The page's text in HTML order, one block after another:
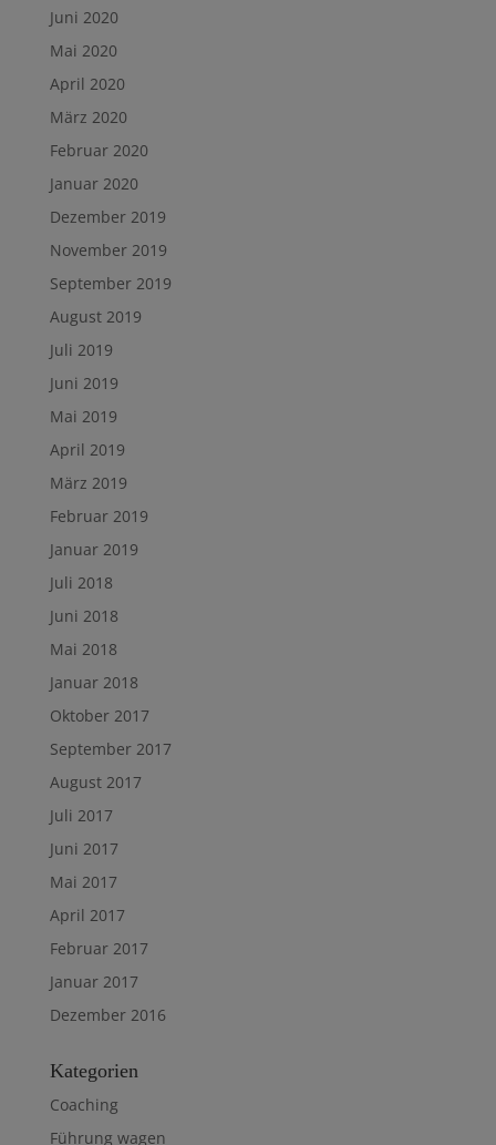
Juni 2020
Mai 2020
April 2020
März 2020
Februar 2020
Januar 2020
Dezember 2019
November 2019
September 2019
August 2019
Juli 2019
Juni 2019
Mai 2019
April 2019
März 2019
Februar 2019
Januar 2019
Juli 2018
Juni 2018
Mai 2018
Januar 2018
Oktober 2017
September 2017
August 2017
Juli 2017
Juni 2017
Mai 2017
April 2017
Februar 2017
Januar 2017
Dezember 2016
Kategorien
Coaching
Führung wagen